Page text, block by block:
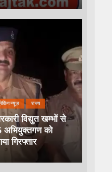
न्यूज़ राज्य
विद्युत खम्भों से
अभियुक्तगण को
गिरफ्तार